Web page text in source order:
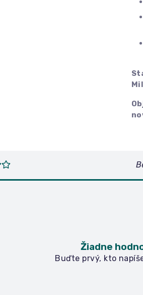
Žiadne
Buďte prvý, kto